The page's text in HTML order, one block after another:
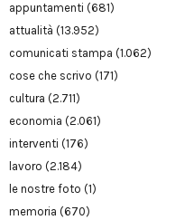
appuntamenti (681)
attualità (13.952)
comunicati stampa (1.062)
cose che scrivo (171)
cultura (2.711)
economia (2.061)
interventi (176)
lavoro (2.184)
le nostre foto (1)
memoria (670)